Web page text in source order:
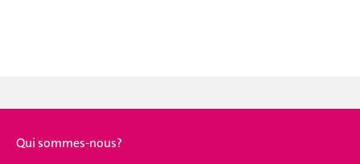
Qui sommes-nous?